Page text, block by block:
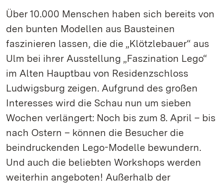
Über 10.000 Menschen haben sich bereits von
den bunten Modellen aus Bausteinen
faszinieren lassen, die die „Klötzlebauer“ aus
Ulm bei ihrer Ausstellung „Faszination Lego“
im Alten Hauptbau von Residenzschloss
Ludwigsburg zeigen. Aufgrund des großen
Interesses wird die Schau nun um sieben
Wochen verlängert: Noch bis zum 8. April – bis
nach Ostern – können die Besucher die
beindruckenden Lego-Modelle bewundern.
Und auch die beliebten Workshops werden
weiterhin angeboten! Außerhalb der